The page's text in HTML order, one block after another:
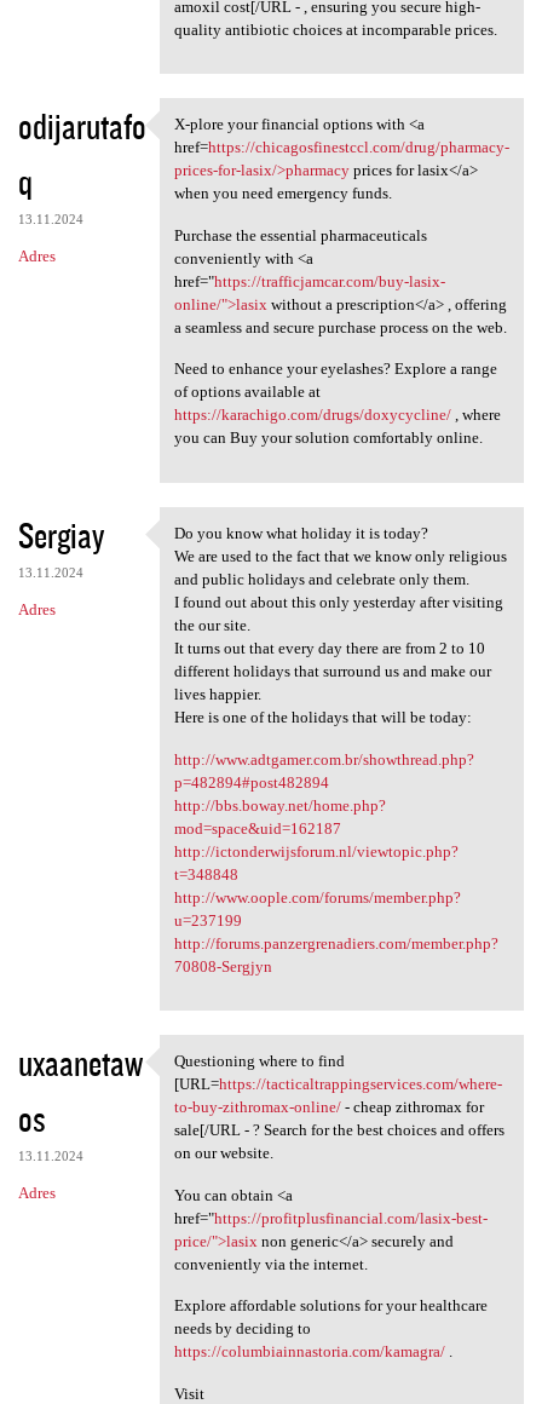
amoxil cost[/URL - , ensuring you secure high-
quality antibiotic choices at incomparable prices.
odijarutafo
q
13.11.2024
Adres
X-plore your financial
X-plore your financial options with <a
href=https://chicagosfinestccl.com/drug/pharmacy-
prices-for-lasix/>pharmacyprices for lasix</a>
when you need emergency funds.
Purchase the essential pharmaceuticals
conveniently with <a
href="https://trafficjamcar.com/buy-lasix-
online/">lasix without a prescription</a> , offering
a seamless and secure purchase process on the web.
Need to enhance your eyelashes? Explore a range
of options available at
https://karachigo.com/drugs/doxycycline/, where
you can Buy your solution comfortably online.
Sergiay
13.11.2024
Adres
Do you know what holiday it
Do you know what holiday it is today?
We are used to the fact that we know only religious
and public holidays and celebrate only them.
I found out about this only yesterday after visiting
the our site.
It turns out that every day there are from 2 to 10
different holidays that surround us and make our
lives happier.
Here is one of the holidays that will be today:
http://www.adtgamer.com.br/showthread.php?
p=482894#post482894
http://bbs.boway.net/home.php?
mod=space&uid=162187
http://ictonderwijsforum.nl/viewtopic.php?
t=348848
http://www.oople.com/forums/member.php?
u=237199
http://forums.panzergrenadiers.com/member.php?
70808-Sergjyn
uxaanetaw
os
13.11.2024
Adres
Questioning where to find
Questioning where to find
[URL=https://tacticaltrappingservices.com/where-
to-buy-zithromax-online/- cheap zithromax for
sale[/URL - ? Search for the best choices and offers
on our website.
You can obtain <a
href="https://profitplusfinancial.com/lasix-best-
price/">lasix non generic</a> securely and
conveniently via the internet.
Explore affordable solutions for your healthcare
needs by deciding to
https://columbiainnastoria.com/kamagra/.
Visit